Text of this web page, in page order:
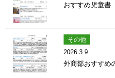
おすすめ児童
その他
2026.3.9
外商部おすすめ